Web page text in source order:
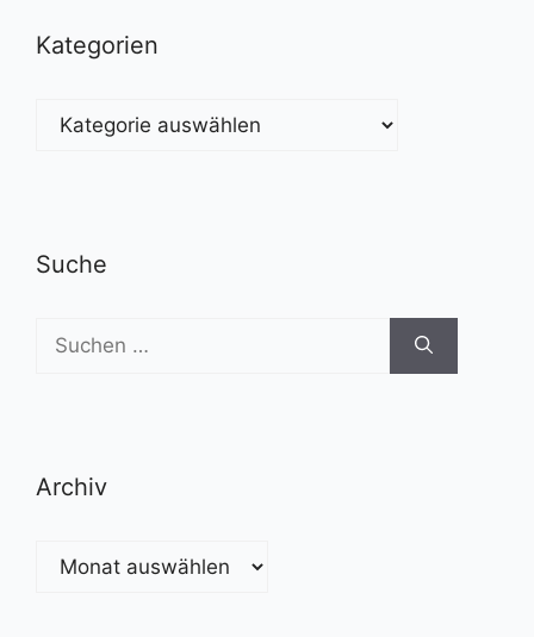
Kategorien
Kategorien
Suche
Suchen
nach:
Archiv
Archiv